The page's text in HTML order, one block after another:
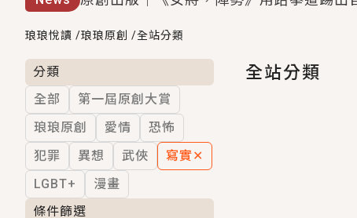
創,作家招募｜華文小說創作首選！有機
小編心動書單｜《離婚你提的，二婚嫁
GL｜《夏日與檸檬與重疊世界》炎熱的
BL｜《費洛蒙中毒》救命！特殊費洛蒙
OMG你嚇到我了｜《陰陽鬼店》上班族
言情｜《國語推行員》每個人心中都有一
琅琅悅讀 /琅琅原創 /全站分類
分類
全部
第一屆原創大賞
琅琅原創
愛情
恐怖
犯罪
異想 武俠 寫實✕
LGBT+
漫畫
條件篩選
全站分類